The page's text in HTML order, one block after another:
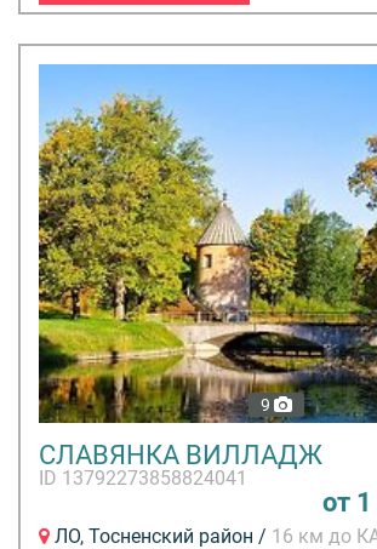
9
СЛАВЯНКА ВИЛЛАДЖ
ID 13792273858824041
от
ЛО, Тосненский район / 16 км до